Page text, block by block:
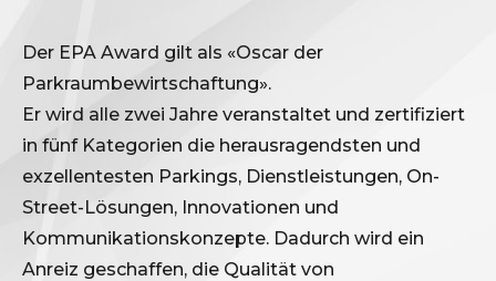
Der EPA Award gilt als «Oscar der
Parkraumbewirtschaftung».
Er wird alle zwei Jahre veranstaltet und zertifiziert
in fünf Kategorien die herausragendsten und
exzellentesten Parkings, Dienstleistungen, On-
Street-Lösungen, Innovationen und
Kommunikationskonzepte. Dadurch wird ein
Anreiz geschaffen, die Qualität von